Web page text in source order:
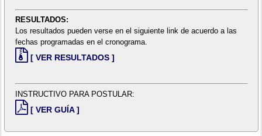
RESULTADOS:
Los resultados pueden verse en el siguiente link de acuerdo a las
fechas programadas en el cronograma.
[ VER RESULTADOS ]
INSTRUCTIVO PARA POSTULAR:
[ VER GUÍA ]